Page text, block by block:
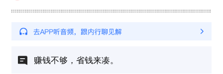
赚钱不够，省钱来凑。